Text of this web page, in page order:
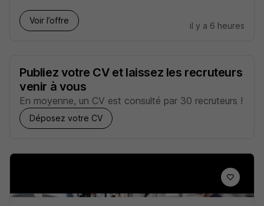
Voir l’offre
il y a 6 heures
Publiez votre CV et laissez les recruteurs
venir à vous
En moyenne, un CV est consulté par 30 recruteurs !
Déposez votre CV